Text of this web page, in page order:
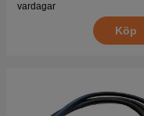
vardagar
Köp